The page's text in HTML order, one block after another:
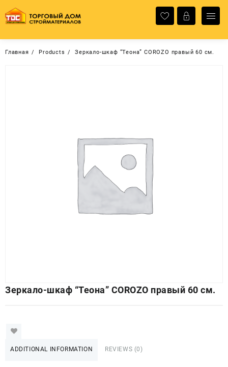
содержимому
Главная Products Зеркало-шкаф “Теона” COROZO правый 60 см.
Зеркало-шкаф “Теона” COROZO правый 60 см.
ADDITIONAL INFORMATION REVIEWS (0)